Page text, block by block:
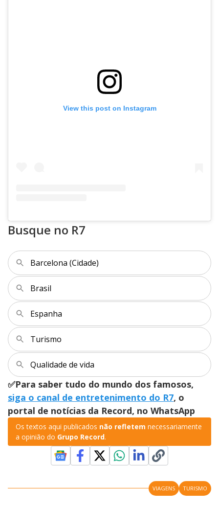
View this post on Instagram
Busque no R7
Barcelona (Cidade)
Brasil
Espanha
Turismo
Qualidade de vida
✅Para saber tudo do mundo dos famosos,
siga o canal de entretenimento do R7, o
portal de notícias da Record, no WhatsApp
Os textos aqui publicados não refletem necessariamente
a opinião do Grupo Record.
VIAGENS TURISMO